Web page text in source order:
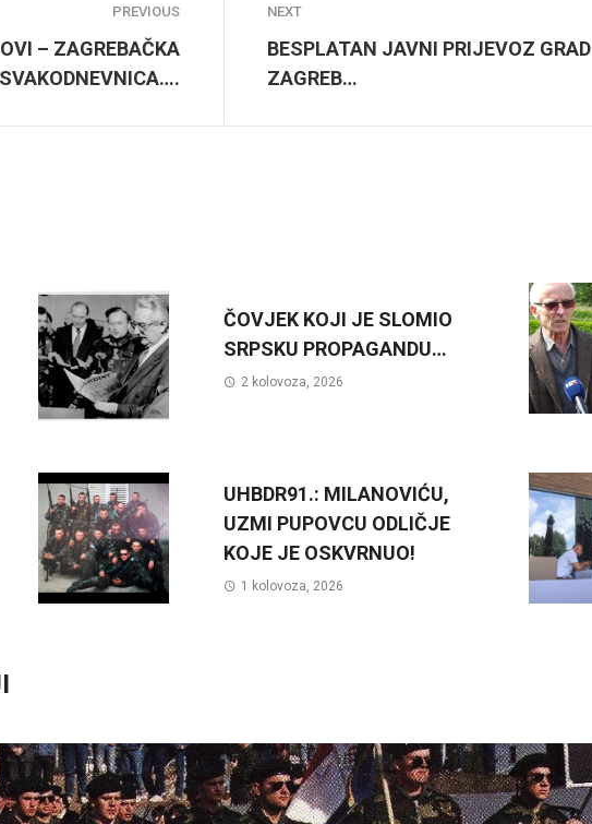
PREVIOUS
– ZAGREBAČKA
SVAKODNEVNICA….
NEXT
BESPLATAN JAVNI PRIJEVOZ GRAD
ZAGREB…
ČOVJEK KOJI JE SLOMIO
SRPSKU PROPAGANDU…
2 kolovoza, 2026
UHBDR91.: MILANOVIĆU,
UZMI PUPOVCU ODLIČJE
KOJE JE OSKVRNUO!
1 kolovoza, 2026